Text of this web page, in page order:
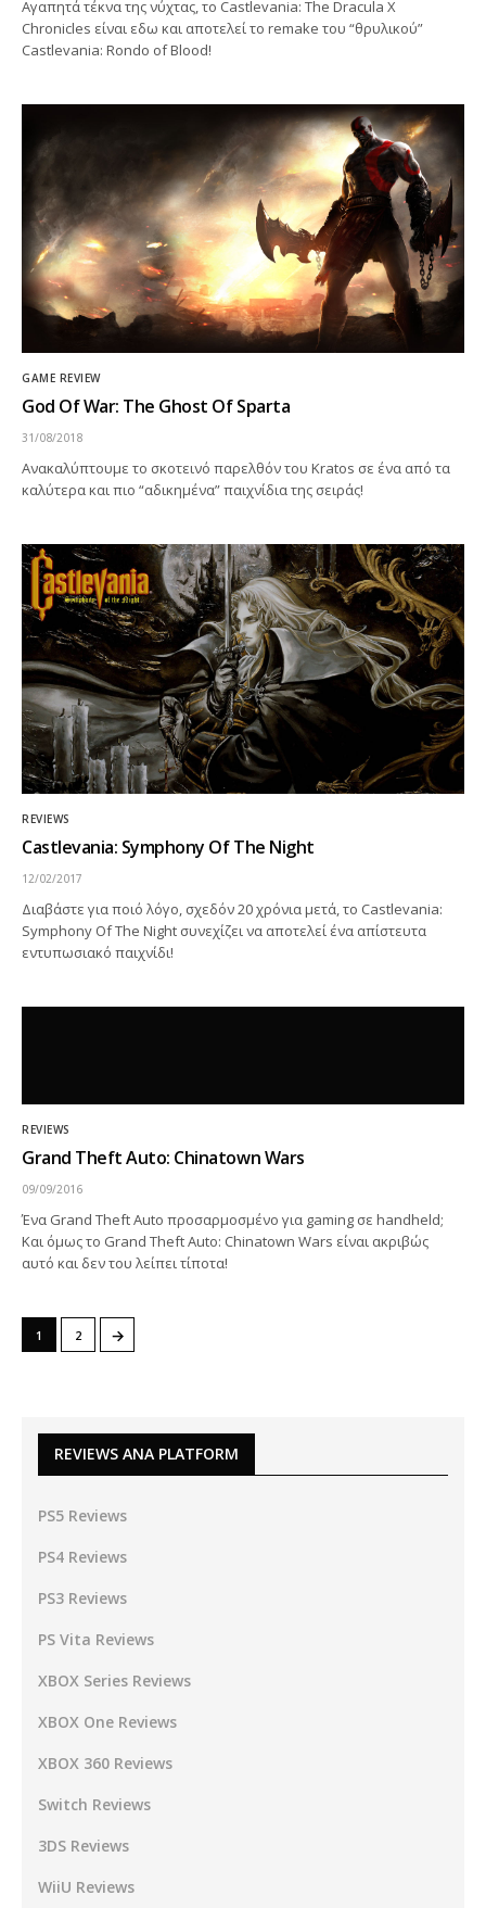
Αγαπητά τέκνα της νύχτας, το Castlevania: The Dracula X
Chronicles είναι εδω και αποτελεί το remake του “θρυλικού”
Castlevania: Rondo of Blood!
GAME REVIEW
God Of War: The Ghost Of Sparta
31/08/2018
Ανακαλύπτουμε το σκοτεινό παρελθόν του Kratos σε ένα από τα
καλύτερα και πιο “αδικημένα” παιχνίδια της σειράς!
REVIEWS
Castlevania: Symphony Of The Night
12/02/2017
Διαβάστε για ποιό λόγο, σχεδόν 20 χρόνια μετά, το Castlevania:
Symphony Of The Night συνεχίζει να αποτελεί ένα απίστευτα
εντυπωσιακό παιχνίδι!
REVIEWS
Grand Theft Auto: Chinatown Wars
09/09/2016
Ένα Grand Theft Auto προσαρμοσμένο για gaming σε handheld;
Και όμως το Grand Theft Auto: Chinatown Wars είναι ακριβώς
αυτό και δεν του λείπει τίποτα!
1 2 →
REVIEWS ΑΝΑ PLATFORM
PS5 Reviews
PS4 Reviews
PS3 Reviews
PS Vita Reviews
XBOX Series Reviews
XBOX One Reviews
XBOX 360 Reviews
Switch Reviews
3DS Reviews
WiiU Reviews